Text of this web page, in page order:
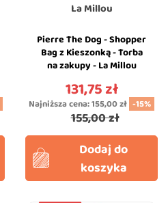
La Millou
Pierre The Dog - Shopper
Bag z Kieszonką - Torba
na zakupy - La Millou
Cena
131,75 zł
Najniższa cena:155,00 zł -15%
155,00 zł
Dodaj do
koszyka